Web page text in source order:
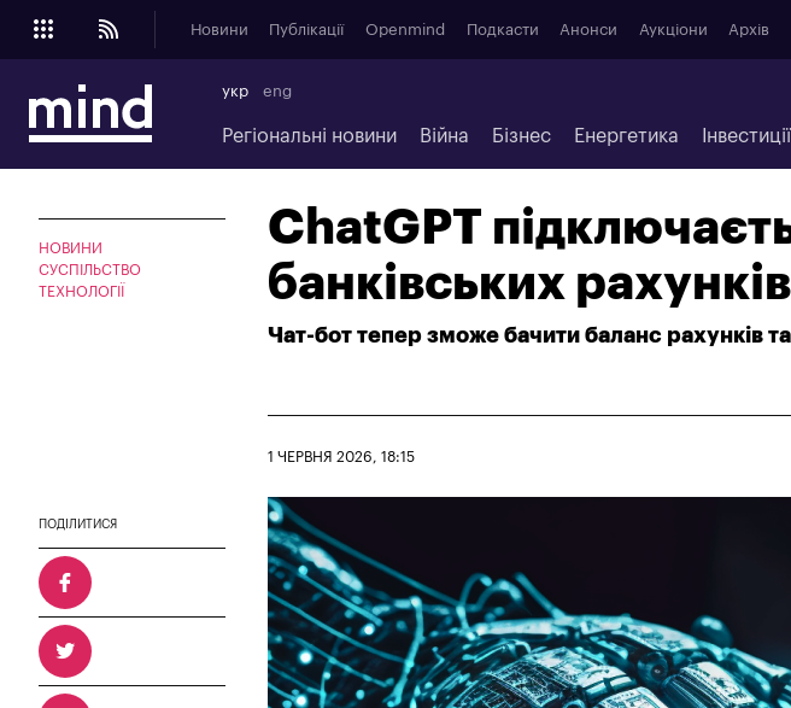
Новини Публікації Openmind Подкасти Анонси Аукціони Архів
укр eng
Регіональні новини Війна Бізнес Енергетика Інвестиції
НОВИНИ
СУСПІЛЬСТВО
ТЕХНОЛОГІЇ
ChatGPT
банківських рахунків
Чат-бот тепер зможе бачити баланс рахунків та
1 ЧЕРВНЯ 2026, 18:15
ПОДІЛИТИСЯ